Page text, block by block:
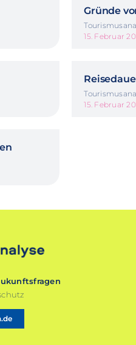
Gründe
15. Februar
15. Februar